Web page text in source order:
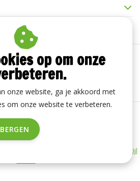
| Disclaimer
RSS Feed
ANTWERPEN | Realisatie
InStijl
op om onze
onze website, ga je akkoord met
om onze website te verbeteren.